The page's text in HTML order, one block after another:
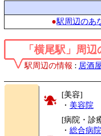
●駅周辺のあ
「横尾駅」周辺
駅周辺の情報 : 居酒
[美容]
・ 美容院
[病院・診
・ 総合病院